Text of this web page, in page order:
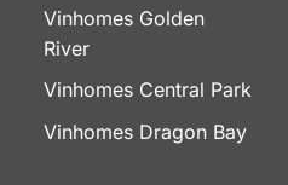
Vinhomes Golden
River
Vinhomes Central Park
Vinhomes Dragon Bay